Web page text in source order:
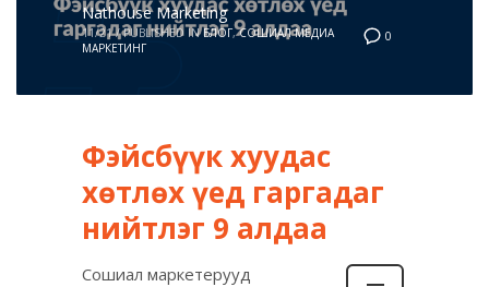
0
Nathouse Marketing
11/21 / PUBLISHED IN БЛОГ,СОШИАЛ МЕДИА
МАРКЕТИНГ
Фэйсбүүк хуудас
хөтлөх үед гаргадаг
нийтлэг 9 алдаа
Сошиал маркетерууд